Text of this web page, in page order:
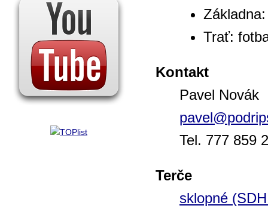
Trať:
Kontakt
Pavel Novák
pavel@
Tel. 777 859
Terče
sklopné